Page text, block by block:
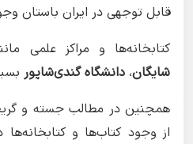
قابل توجهی در ایران باستان
کتابخانه‌ها و مراکز علمی
شایگان، دانشگاه گندی‌شاپور
همچنین در مطالب جسته و
از وجود کتاب‌ها و